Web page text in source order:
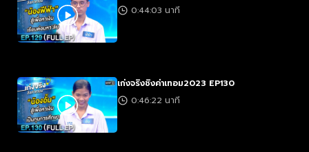
0:44:03 นาที
เก่งจริงชิงค่าเทอม2023 EP130
0:46:22 นาที